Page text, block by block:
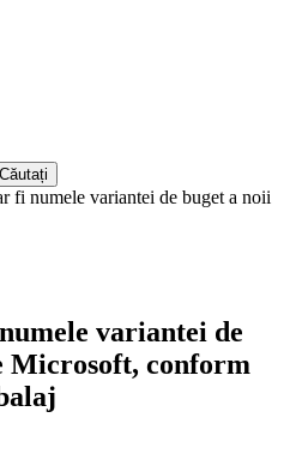
fi numele variantei de buget a noii
variantei de
Microsoft, conform